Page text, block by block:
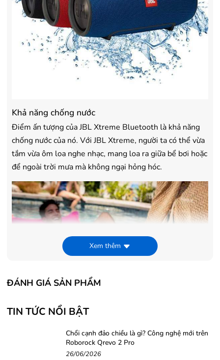
Khả năng chống nước
Điểm ấn tượng của JBL Xtreme Bluetooth là khả năng
chống nước của nó. Với JBL Xtreme, người ta có thể vừa
tắm vừa ôm loa nghe nhạc, mang loa ra giữa bể bơi hoặc
để ngoài trời mưa mà không ngại hỏng hóc.
Hiệu quả âm thanh mạnh mẽ của JBL Xtreme đến từ 4
củ loa chủ động và 2 bộ phản xạ bass được JBL nghiên
Xem thêm
ĐÁNH GIÁ SẢN PHẨM
TIN TỨC NỔI BẬT
Chổi cạnh đảo chiều là gì? Công nghệ mới trên
Roborock Qrevo 2 Pro
26/06/2026